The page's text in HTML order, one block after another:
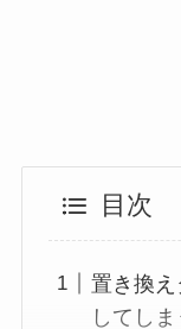
目次
置き換
してし